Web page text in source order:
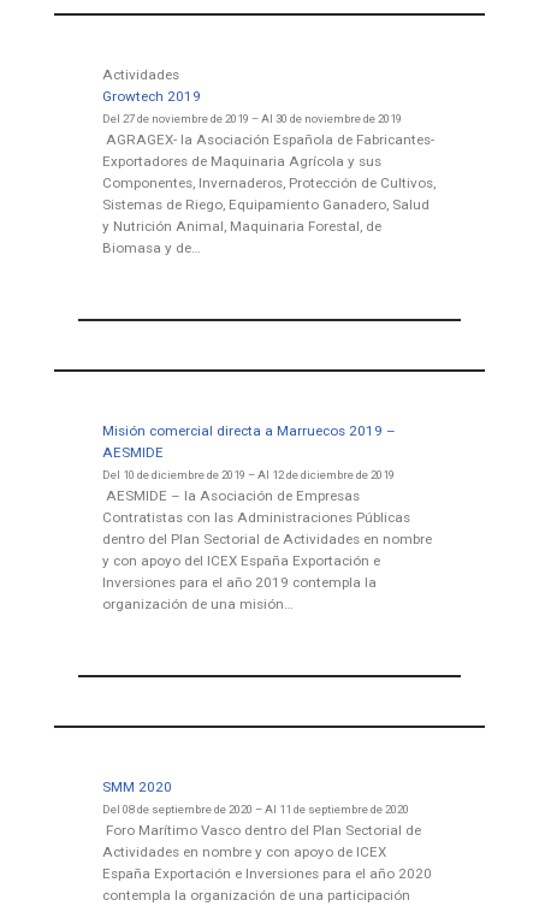
Actividades
Growtech 2019
Del 27 de noviembre de 2019 – Al 30 de noviembre de 2019
AGRAGEX- la Asociación Española de Fabricantes-
Exportadores de Maquinaria Agrícola y sus
Componentes, Invernaderos, Protección de Cultivos,
Sistemas de Riego, Equipamiento Ganadero, Salud
y Nutrición Animal, Maquinaria Forestal, de
Biomasa y de…
Misión comercial directa a Marruecos 2019 –
AESMIDE
Del 10 de diciembre de 2019 – Al 12 de diciembre de 2019
AESMIDE – la Asociación de Empresas
Contratistas con las Administraciones Públicas
dentro del Plan Sectorial de Actividades en nombre
y con apoyo del ICEX España Exportación e
Inversiones para el año 2019 contempla la
organización de una misión…
SMM 2020
Del 08 de septiembre de 2020 – Al 11 de septiembre de 2020
Foro Marítimo Vasco dentro del Plan Sectorial de
Actividades en nombre y con apoyo de ICEX
España Exportación e Inversiones para el año 2020
contempla la organización de una participación